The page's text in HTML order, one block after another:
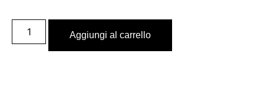
Aggiungi al carrello